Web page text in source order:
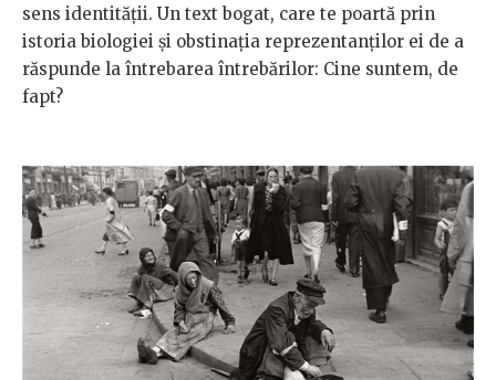
sens identității. Un text bogat, care te poartă prin
istoria biologiei și obstinația reprezentanților ei de a
răspunde la întrebarea întrebărilor: Cine suntem, de
fapt?